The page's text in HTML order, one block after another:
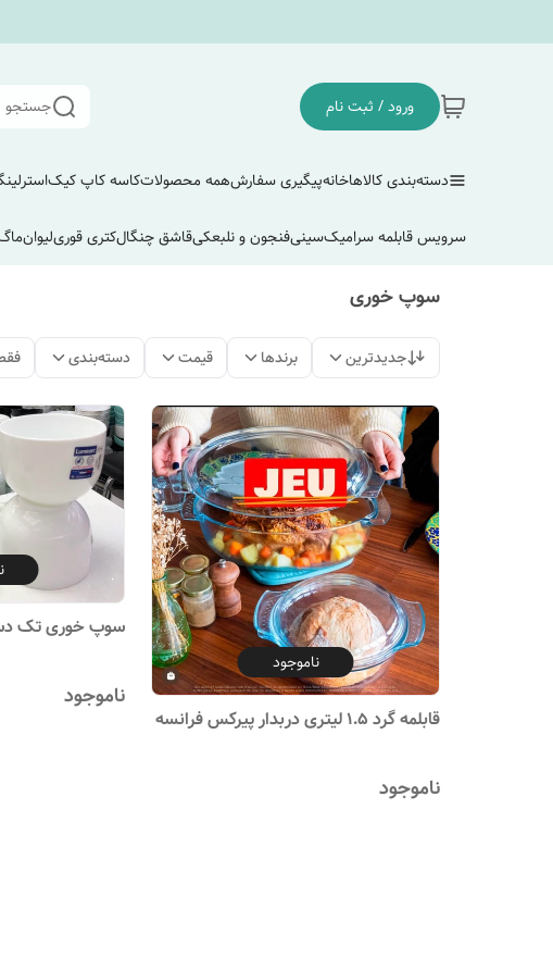
ورود / ثبت نام جستجو
دسته‌بندی کالاهاخانهپیگیری سفارشهمه محصولاتکاسه کاپ کیک
سرویس قابلمه سرامیکسینیفنجون و نلبعکیقاشق چنگالکتری قوریلیوان
سوپ خوری
جدیدترین برندها قیمت دسته‌بندی
ناموجود
قابلمه گرد ۱.۵ لیتری دربدار پیرکس فرانسه
ناموجود
سوپ خوری تک
ناموجود